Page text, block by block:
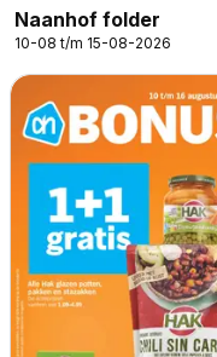
Naanhof folder
10-08 t/m 15-08-2026